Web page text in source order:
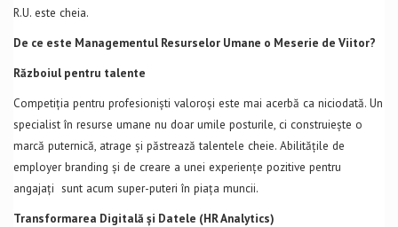
R.U. este cheia.
De ce este Managementul Resurselor Umane o Meserie de Viitor?
Războiul pentru talente
Competiția pentru profesioniști valoroși este mai acerbă ca niciodată. Un
specialist în resurse umane nu doar umile posturile, ci construiește o
marcă puternică, atrage și păstrează talentele cheie. Abilitățile de
employer branding și de creare a unei experiențe pozitive pentru
angajați sunt acum super-puteri în piața muncii.
Transformarea Digitală și Datele (HR Analytics)